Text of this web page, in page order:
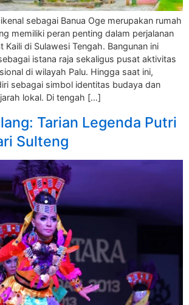
sebagai Banua Oge merupakan rumah
memiliki peran penting dalam perjalanan
Kaili di Sulawesi Tengah. Bangunan ini
istana raja sekaligus pusat aktivitas
di wilayah Palu. Hingga saat ini,
sebagai simbol identitas budaya dan
lokal. Di tengah […]
Tarian Legenda Putri
Sulteng